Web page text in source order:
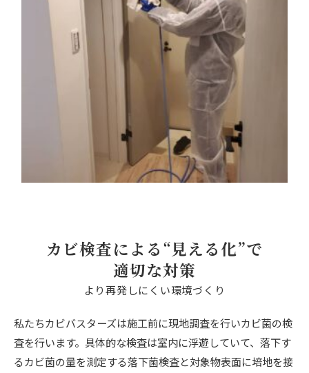
カビ検査による“見える化”で
適切な対策
より再発しにくい環境づくり
私たちカビバスターズは施工前に現地調査を行いカビ菌の検
査を行います。具体的な検査は室内に浮遊していて、落下す
るカビ菌の量を測定する落下菌検査と対象物表面に培地を接